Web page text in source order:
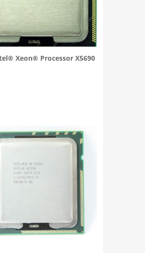
Xeon® Processor X5690
Reviews: 0